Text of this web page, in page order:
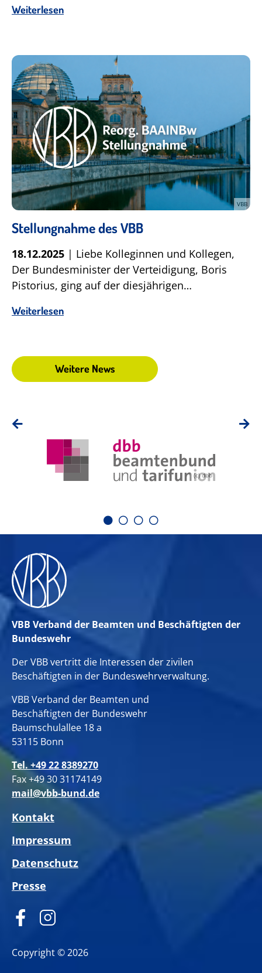
Weiterlesen
VBB
Stellungnahme des VBB
18.12.2025 | Liebe Kolleginnen und Kollegen,
Der Bundesminister der Verteidigung, Boris
Pistorius, ging auf der diesjährigen…
Weiterlesen
Weitere News
(c) dbb
VBB Verband der Beamten und Beschäftigten der
Bundeswehr
Der VBB vertritt die Interessen der zivilen
Beschäftigten in der Bundeswehrverwaltung.
VBB Verband der Beamten und
Beschäftigten der Bundeswehr
Baumschulallee 18 a
53115 Bonn
Tel. +49 22 8389270
Fax +49 30 31174149
mail@vbb-bund.de
Kontakt
Impressum
Datenschutz
Presse
Copyright © 2026